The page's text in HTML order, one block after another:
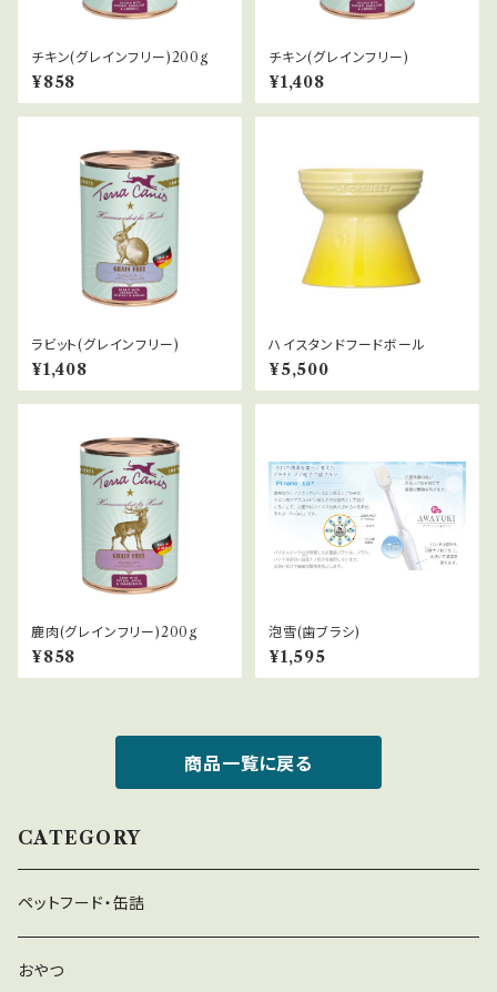
チキン(グレインフリー)200g
¥858
チキン(グレインフリー)
¥1,408
ラビット(グレインフリー)
¥1,408
ハイスタンドフードボール
¥5,500
鹿肉(グレインフリー)200g
¥858
泡雪(歯ブラシ)
¥1,595
商品一覧に戻る
CATEGORY
ペットフード・缶詰
おやつ